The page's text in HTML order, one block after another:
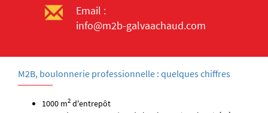
Email :
info@m2b-galvaachaud.com
M2B, boulonnerie professionnelle : quelques chiffres
1000 m2 d'entrepôt